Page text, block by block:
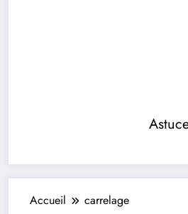
Accueil carrelage